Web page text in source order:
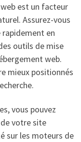
est un facteur
Assurez-vous
en
outils de mise
web.
mieux positionnés
vous pouvez
votre site
sur les moteurs de